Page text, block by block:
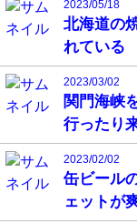
2023/05/18
北海道の
れている
2023/03/02
関門海峡
行ったり
2023/02/02
缶ビール
ェットが